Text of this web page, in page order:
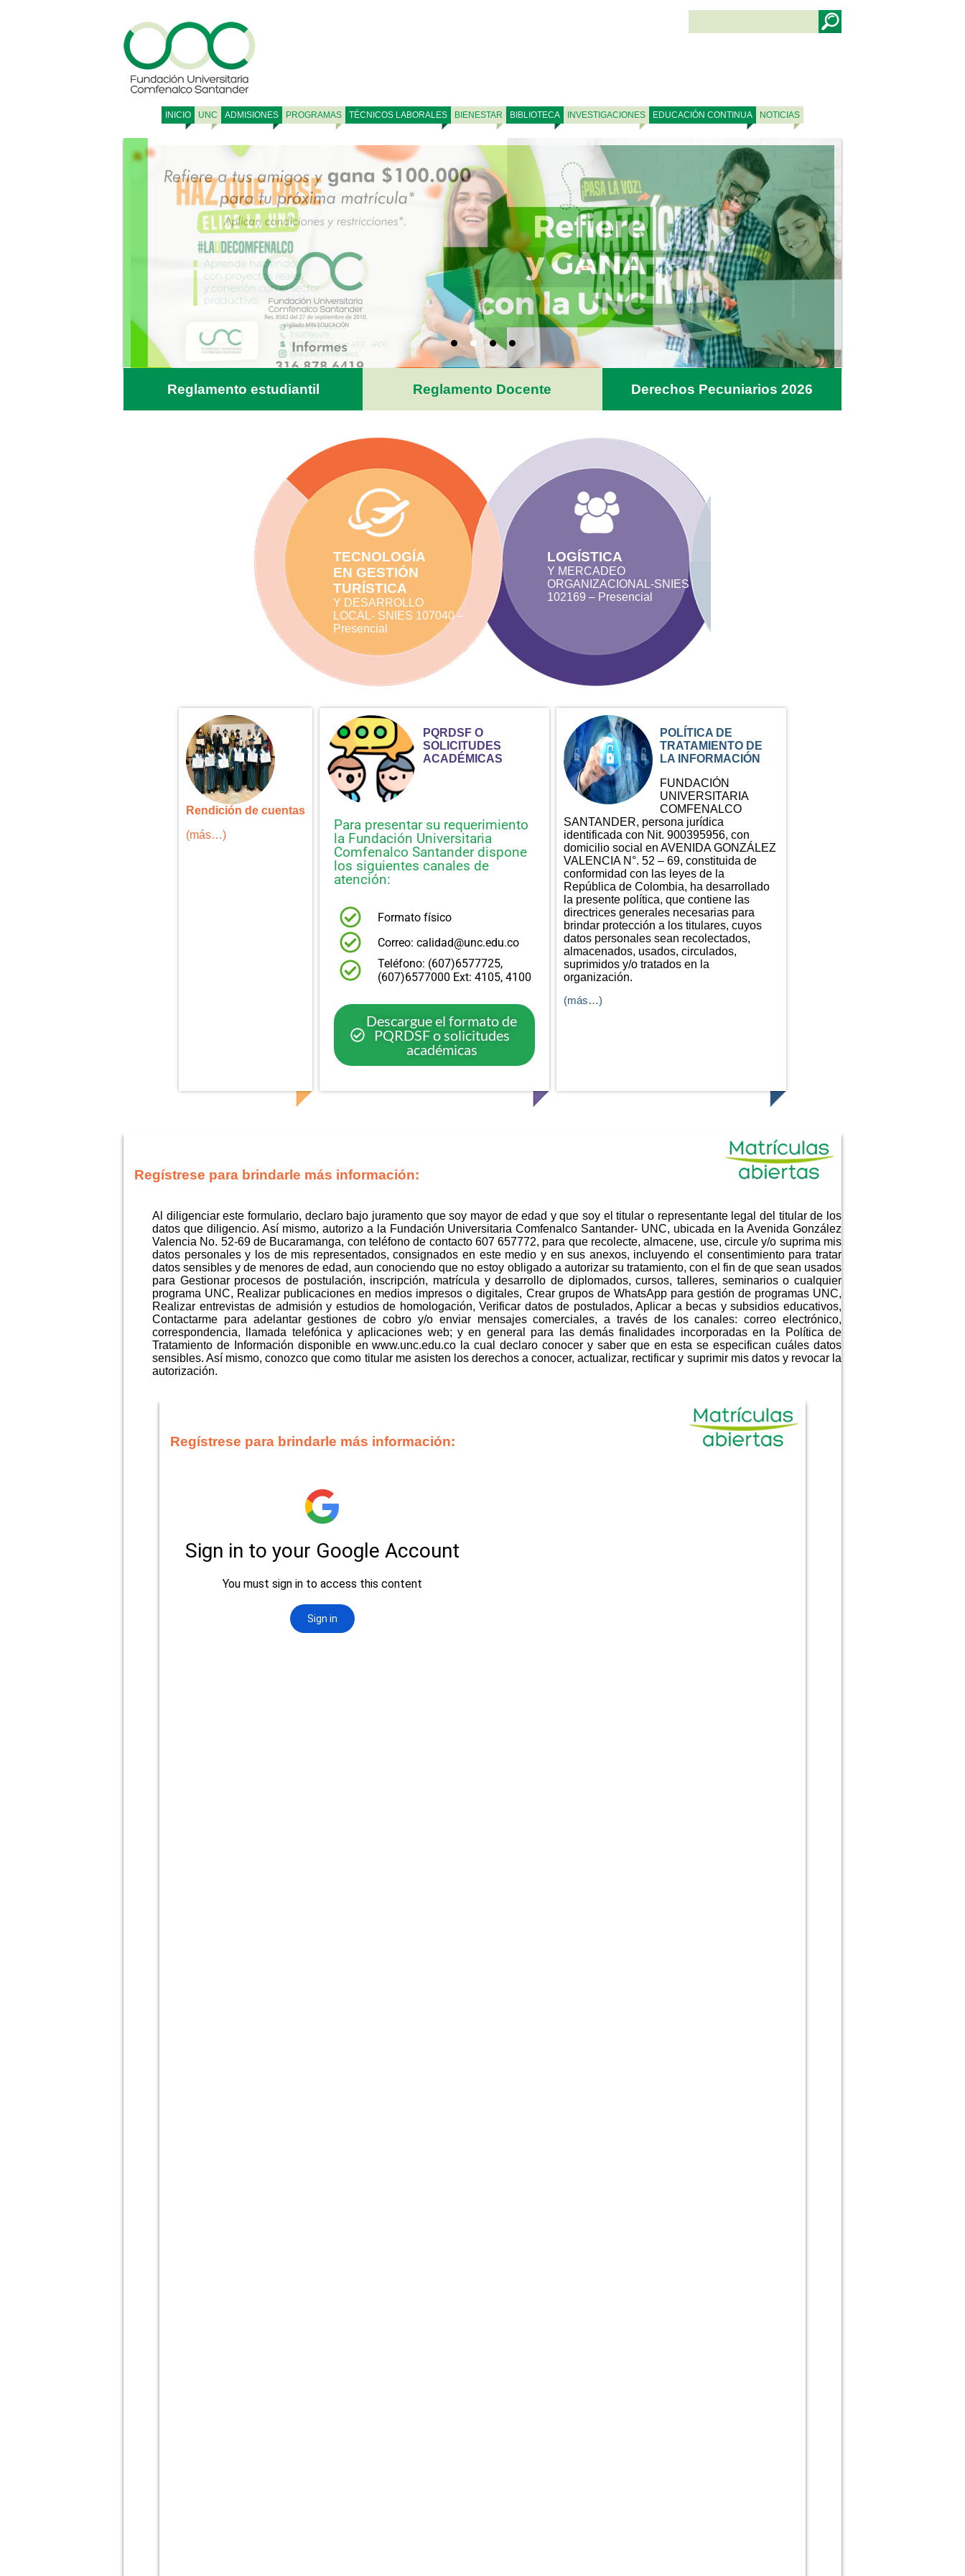
INICIO UNC ADMISIONES PROGRAMAS TÉCNICOS LABORALES BIENESTAR BIBLIOTECA INVESTIGACIONES EDUCACIÓN CONTINUA NOTICIAS
Reglamento estudiantil Reglamento Docente Derechos Pecuniarios 2026
TECNOLOGÍA
EN GESTIÓN
TURÍSTICA
Y DESARROLLO
LOCAL- SNIES 107040 –
Presencial
LOGÍSTICA
Y MERCADEO
ORGANIZACIONAL-SNIES
102169 – Presencial
Rendición de cuentas
(más…)
PQRDSF O
SOLICITUDES
ACADÉMICAS
Para presentar su requerimiento
la Fundación Universitaria
Comfenalco Santander dispone
los siguientes canales de
atención:
Formato físico
Correo: calidad@unc.edu.co
Teléfono: (607)6577725,
(607)6577000 Ext: 4105, 4100
Descargue el formato de
PQRDSF o solicitudes
académicas
POLÍTICA DE
TRATAMIENTO DE
LA INFORMACIÓN
FUNDACIÓN
UNIVERSITARIA
COMFENALCO
SANTANDER, persona jurídica
identificada con Nit. 900395956, con
domicilio social en AVENIDA GONZÁLEZ
VALENCIA N°. 52 – 69, constituida de
conformidad con las leyes de la
República de Colombia, ha desarrollado
la presente política, que contiene las
directrices generales necesarias para
brindar protección a los titulares, cuyos
datos personales sean recolectados,
almacenados, usados, circulados,
suprimidos y/o tratados en la
organización.
(más…)
Regístrese para brindarle más información:
Al diligenciar este formulario, declaro bajo juramento que soy mayor de edad y que soy el titular o representante legal del titular de los
datos que diligencio. Así mismo, autorizo a la Fundación Universitaria Comfenalco Santander- UNC, ubicada en la Avenida González
Valencia No. 52-69 de Bucaramanga, con teléfono de contacto 607 657772, para que recolecte, almacene, use, circule y/o suprima mis
datos personales y los de mis representados, consignados en este medio y en sus anexos, incluyendo el consentimiento para tratar
datos sensibles y de menores de edad, aun conociendo que no estoy obligado a autorizar su tratamiento, con el fin de que sean usados
para Gestionar procesos de postulación, inscripción, matrícula y desarrollo de diplomados, cursos, talleres, seminarios o cualquier
programa UNC, Realizar publicaciones en medios impresos o digitales, Crear grupos de WhatsApp para gestión de programas UNC,
Realizar entrevistas de admisión y estudios de homologación, Verificar datos de postulados, Aplicar a becas y subsidios educativos,
Contactarme para adelantar gestiones de cobro y/o enviar mensajes comerciales, a través de los canales: correo electrónico,
correspondencia, llamada telefónica y aplicaciones web; y en general para las demás finalidades incorporadas en la Política de
Tratamiento de Información disponible en www.unc.edu.co la cual declaro conocer y saber que en esta se especifican cuáles datos
sensibles. Así mismo, conozco que como titular me asisten los derechos a conocer, actualizar, rectificar y suprimir mis datos y revocar la
autorización.
Regístrese para brindarle más información: